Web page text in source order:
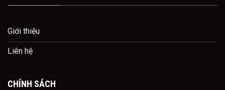
Giới thiệu
Liên hệ
CHÍNH SÁCH